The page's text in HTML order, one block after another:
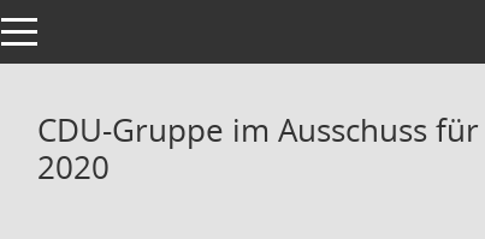
Toggle navigation
CDU-Gruppe im Ausschuss
2020